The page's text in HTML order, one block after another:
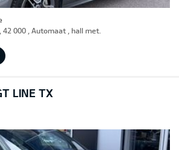
42 000 , Automaat , hall met.
LINE TX